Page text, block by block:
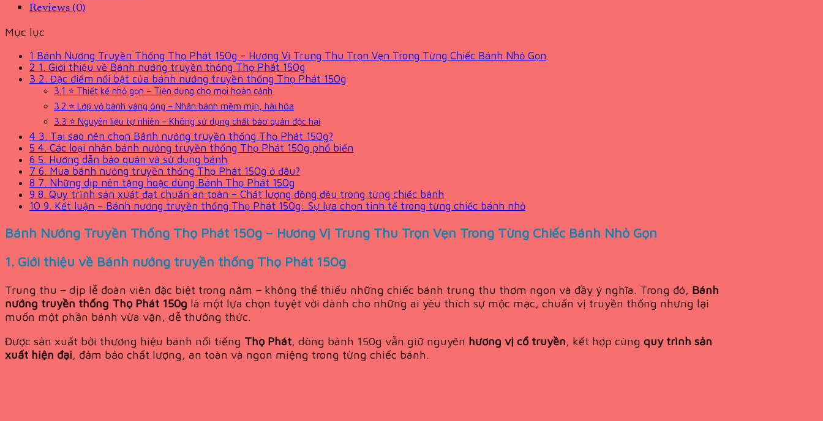
Reviews (0)
Mục lục
1 Bánh Nướng Truyền Thống Thọ Phát 150g – Hương Vị Trung Thu Trọn Vẹn Trong Từng Chiếc Bánh Nhỏ Gọn
2 1. Giới thiệu về Bánh nướng truyền thống Thọ Phát 150g
3 2. Đặc điểm nổi bật của bánh nướng truyền thống Thọ Phát 150g
3.1 ⭐ Thiết kế nhỏ gọn – Tiện dụng cho mọi hoàn cảnh
3.2 ⭐ Lớp vỏ bánh vàng óng – Nhân bánh mềm mịn, hài hòa
3.3 ⭐ Nguyên liệu tự nhiên – Không sử dụng chất bảo quản độc hại
4 3. Tại sao nên chọn Bánh nướng truyền thống Thọ Phát 150g?
5 4. Các loại nhân bánh nướng truyền thống Thọ Phát 150g phổ biến
6 5. Hướng dẫn bảo quản và sử dụng bánh
7 6. Mua bánh nướng truyền thống Thọ Phát 150g ở đâu?
8 7. Những dịp nên tặng hoặc dùng Bánh Thọ Phát 150g
9 8. Quy trình sản xuất đạt chuẩn an toàn – Chất lượng đồng đều trong từng chiếc bánh
10 9. Kết luận – Bánh nướng truyền thống Thọ Phát 150g: Sự lựa chọn tinh tế trong từng chiếc bánh nhỏ
Bánh Nướng Truyền Thống Thọ Phát 150g – Hương Vị Trung Thu Trọn Vẹn Trong Từng Chiếc Bánh Nhỏ Gọn
1. Giới thiệu về Bánh nướng truyền thống Thọ Phát 150g
Trung thu – dịp lễ đoàn viên đặc biệt trong năm – không thể thiếu những chiếc bánh trung thu thơm ngon và đầy ý nghĩa. Trong đó, Bánh
nướng truyền thống Thọ Phát 150g là một lựa chọn tuyệt vời dành cho những ai yêu thích sự mộc mạc, chuẩn vị truyền thống nhưng lại
muốn một phần bánh vừa vặn, dễ thưởng thức.
Được sản xuất bởi thương hiệu bánh nổi tiếng Thọ Phát, dòng bánh 150g vẫn giữ nguyên hương vị cổ truyền, kết hợp cùng quy trình sản
xuất hiện đại, đảm bảo chất lượng, an toàn và ngon miệng trong từng chiếc bánh.